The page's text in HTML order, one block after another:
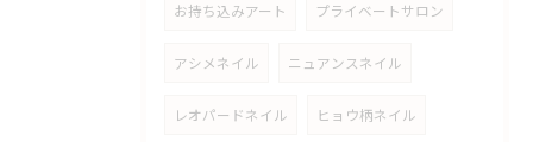
お持ち込みアート プライベートサロン
アシメネイル ニュアンスネイル
レオパードネイル ヒョウ柄ネイル